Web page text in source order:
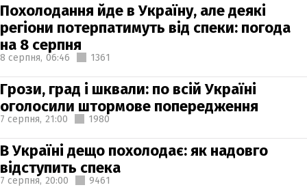
Похолодання йде в Україну, але деякі
регіони потерпатимуть від спеки: погода
на 8 серпня
8 серпня, 06:46 1361
Грози, град і шквали: по всій Україні
оголосили штормове попередження
7 серпня, 21:00 1980
В Україні дещо похолодає: як надовго
відступить спека
7 серпня, 20:00 9461